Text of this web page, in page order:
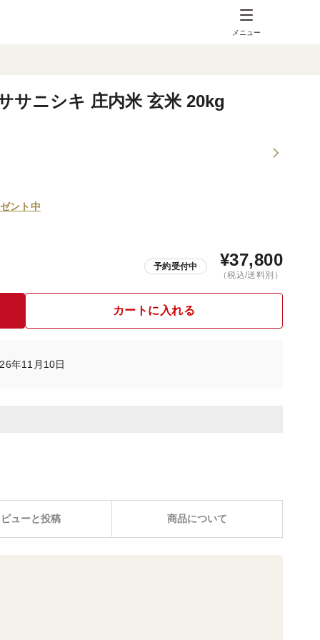
メニュー
サニシキ 庄内米 玄米 20kg
ント中
予約受付中 ¥37,800
（税込/送料別）
カートに入れる
年11月10日
ビューと投稿 商品について